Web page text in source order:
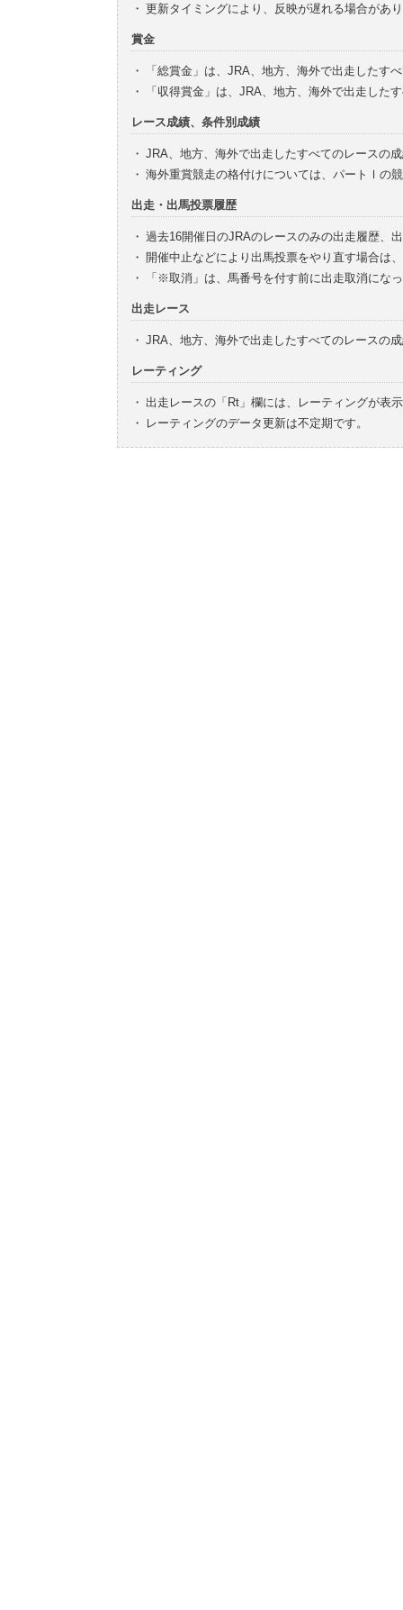
・ 更新タイミングにより、反映が遅れる場合があ
賞金
・
「総賞金」は、JRA、地方、海外で出走したす
・
「収得賞金」は、JRA、地方、海外で出走した
レース成績、条件別成績
・ JRA、地方、海外で出走したすべてのレースの
・ 海外重賞競走の格付けについては、パートⅠの
出走・出馬投票履歴
・ 過去16開催日のJRAのレースのみの出走履歴、
・ 開催中止などにより出馬投票をやり直す場合は
・
「※取消」は、馬番号を付す前に出走取消にな
出走レース
・ JRA、地方、海外で出走したすべてのレースの
レーティング
・ 出走レースの「Rt」欄には、レーティングが表
・
レーティングのデータ更新は不定期です。